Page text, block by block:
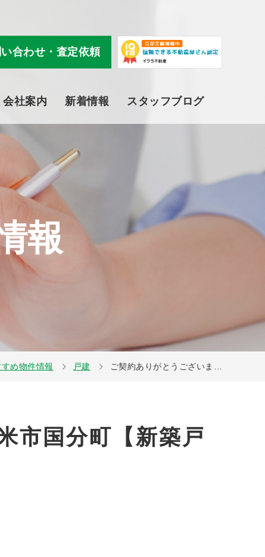
合わせ・査定依頼
会社案内 新着情報 スタッフブログ
報
すめ物件情報 戸建 ご契約ありがとうございま…
市国分町【新築戸